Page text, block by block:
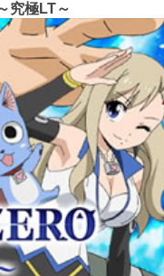
究極LT～